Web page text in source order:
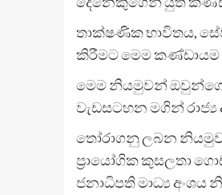
තාක්ෂණික භාවිතය,
කිරීමට මෙම
මෙම නියමුවන් ඔවුන්ගේ
වැඩසටහන මගින්
තෝරාගනු ලබන
ප්‍රායෝගික කුසලතා
ජනාධිපති මාධ්‍ය